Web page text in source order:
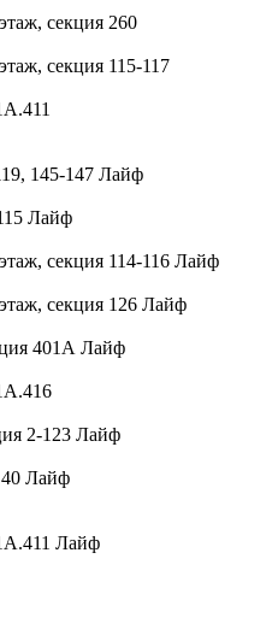
секция 260
секция 115-117
145-147 Лайф
Лайф
секция 114-116 Лайф
секция 126 Лайф
401А Лайф
2-123 Лайф
Лайф
Лайф